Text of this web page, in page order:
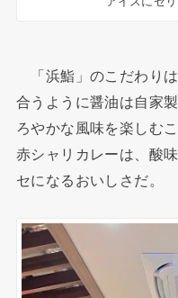
「浜鮨」のこだわり
合うように醤油は自家
ろやかな風味を楽しむ
赤シャリカレーは、酸
セになるおいしさだ。